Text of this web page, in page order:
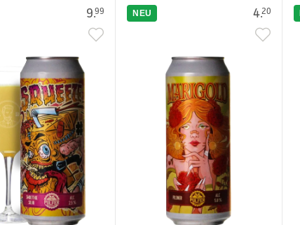
9.99 4.20
NEU